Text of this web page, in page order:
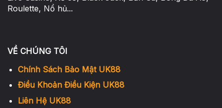
Roulette, Nổ hủ...
VỀ CHÚNG TÔI
Chính Sách Bảo Mật UK88
Điều Khoản Điều Kiện UK88
Liên Hệ UK88